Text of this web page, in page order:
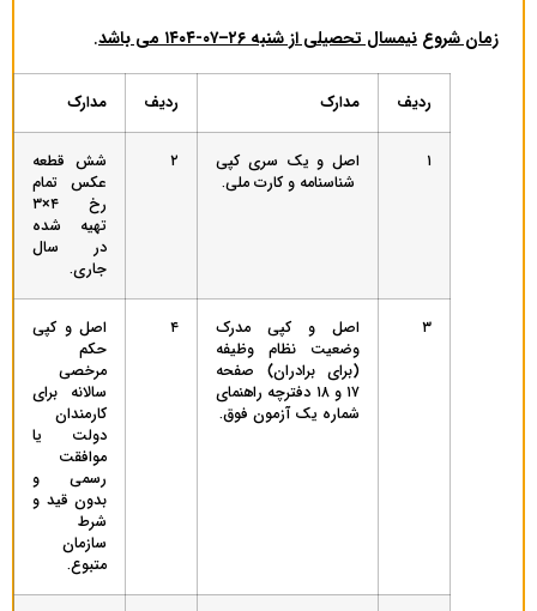
زمان شروع نیمسال تحصیلی از شنبه۲۶–۰۷-۱۴۰۴ می باشد .
ردیف مدارک ردیف مدارک
۱
اصل و یک سری کپی
شناسنامه و کارت ملی.
۲
شش قطعه
عکس تمام
رخ ۴×۳
تهیه شده
در سال
جاری.
۳
اصل و کپی مدرک‌
‌وضعیت ‌نظام ‌وظیفه
(برای برادران) صفحه
۱۷ و ۱۸ دفترچه‌ راهنمای‌
شماره‌ یک‌ آزمون‌ فوق.
۴
اصل و کپی
حکم
مرخصی
سالانه برای
کارمندان
دولت یا
موافقت
رسمی و
بدون قید و
شرط
سازمان
متبوع.